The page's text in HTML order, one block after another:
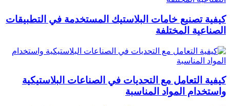
كيفية تصنيع خامات البلاستيك المستخدمة في التطبيقات
الصناعية المختلفة
كيفية التعامل مع التحديات في الصناعات البلاستيكية
واستخدام المواد المناسبة